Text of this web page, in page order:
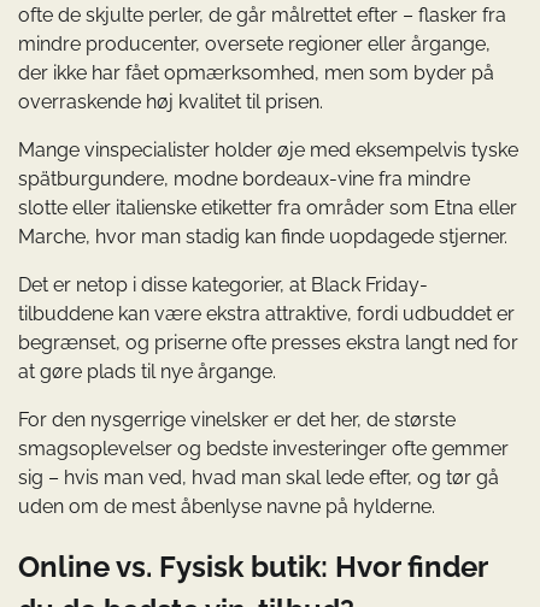
ofte de skjulte perler, de går målrettet efter – flasker fra
mindre producenter, oversete regioner eller årgange,
der ikke har fået opmærksomhed, men som byder på
overraskende høj kvalitet til prisen.
Mange vinspecialister holder øje med eksempelvis tyske
spätburgundere, modne bordeaux-vine fra mindre
slotte eller italienske etiketter fra områder som Etna eller
Marche, hvor man stadig kan finde uopdagede stjerner.
Det er netop i disse kategorier, at Black Friday-
tilbuddene kan være ekstra attraktive, fordi udbuddet er
begrænset, og priserne ofte presses ekstra langt ned for
at gøre plads til nye årgange.
For den nysgerrige vinelsker er det her, de største
smagsoplevelser og bedste investeringer ofte gemmer
sig – hvis man ved, hvad man skal lede efter, og tør gå
uden om de mest åbenlyse navne på hylderne.
Online vs. Fysisk butik: Hvor finder